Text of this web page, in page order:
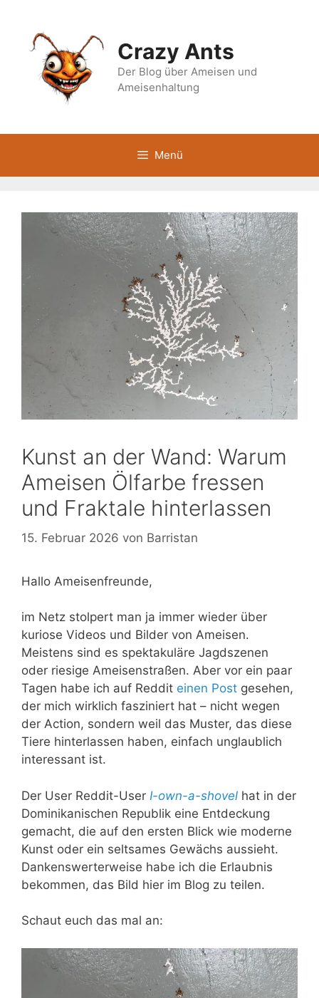
springen
Crazy Ants
Der Blog über Ameisen und
Ameisenhaltung
Menü
Kunst an der Wand: Warum
Ameisen Ölfarbe fressen
und Fraktale hinterlassen
15. Februar 2026 von Barristan
Hallo Ameisenfreunde,
im Netz stolpert man ja immer wieder über
kuriose Videos und Bilder von Ameisen.
Meistens sind es spektakuläre Jagdszenen
oder riesige Ameisenstraßen. Aber vor ein paar
Tagen habe ich auf Reddit einen Post gesehen,
der mich wirklich fasziniert hat – nicht wegen
der Action, sondern weil das Muster, das diese
Tiere hinterlassen haben, einfach unglaublich
interessant ist.
Der User Reddit-User I-own-a-shovel hat in der
Dominikanischen Republik eine Entdeckung
gemacht, die auf den ersten Blick wie moderne
Kunst oder ein seltsames Gewächs aussieht.
Dankenswerterweise habe ich die Erlaubnis
bekommen, das Bild hier im Blog zu teilen.
Schaut euch das mal an: